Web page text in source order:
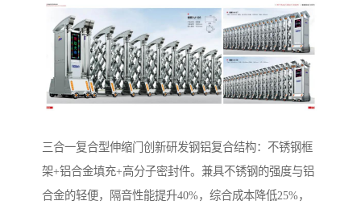
‌三合一复合型伸缩门‌创新研发钢铝复合结构：不锈钢框
架+铝合金填充+高分子密封件。兼具不锈钢的强度与铝
合金的轻便，隔音性能提升40%，综合成本降低25%，